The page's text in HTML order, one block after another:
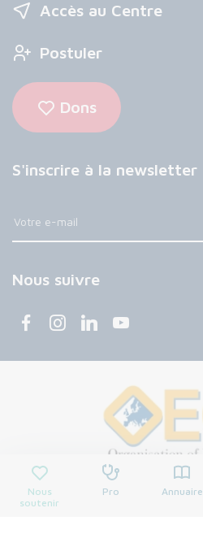
Nous
soutenir
Pro Annuaire
Accès au Centre
Postuler
Dons
S'inscrire à la newsletter
Nous suivre